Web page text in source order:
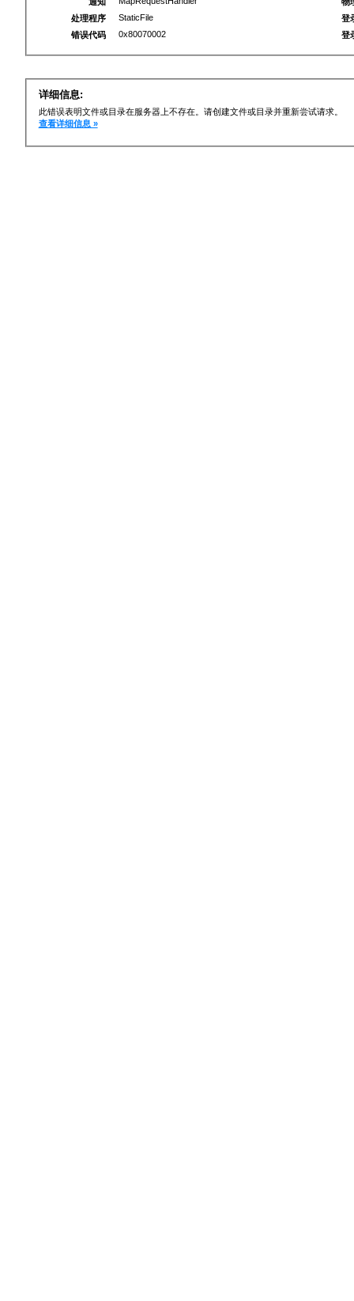
处理程序
StaticFile
错误代码
0x80070002
登
登
详细信息:
此错误表明文件或目录在服务器上不存在。请创建文件或目录并重新尝试请求。
查看详细信息 »